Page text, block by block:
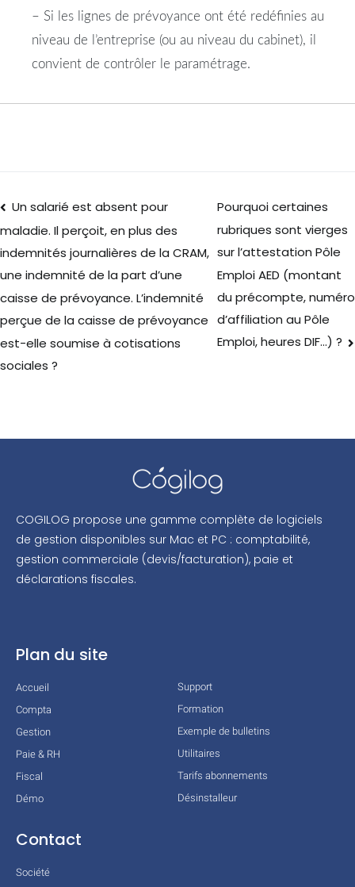
– Si les lignes de prévoyance ont été redéfinies au
niveau de l’entreprise (ou au niveau du cabinet), il
convient de contrôler le paramétrage.
Un salarié est absent pour
maladie. Il perçoit, en plus des
indemnités journalières de la CRAM,
une indemnité de la part d’une
caisse de prévoyance. L’indemnité
perçue de la caisse de prévoyance
est-elle soumise à cotisations
sociales ?
Pourquoi certaines
rubriques sont vierges
sur l’attestation Pôle
Emploi AED (montant
du précompte, numéro
d’affiliation au Pôle
Emploi, heures DIF…) ?
COGILOG propose une gamme complète de logiciels
de gestion disponibles sur Mac et PC : comptabilité,
gestion commerciale (devis/facturation), paie et
déclarations fiscales.
Plan du site
Accueil
Compta
Gestion
Paie & RH
Fiscal
Démo
Support
Formation
Exemple de bulletins
Utilitaires
Tarifs abonnements
Désinstalleur
Contact
Société